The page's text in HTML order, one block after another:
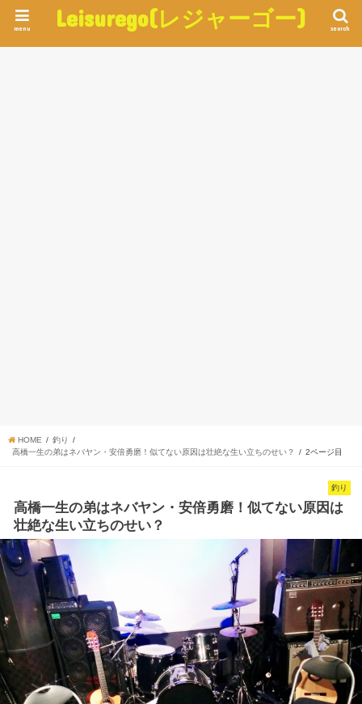
Leisurego(レジャーゴー) search
menu
HOME
釣り
高橋一生の弟はネバヤン・安倍勇磨！似てない原因は壮絶な生い立ちのせい？
2ページ目
釣り
高橋一生の弟はネバヤン・安倍勇磨！似てない原因は
壮絶な生い立ちのせい？